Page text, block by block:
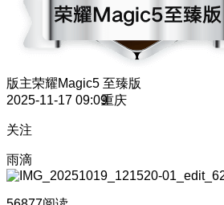
版主荣耀Magic5 至臻版
2025-11-17 09:09重庆
关注
雨滴